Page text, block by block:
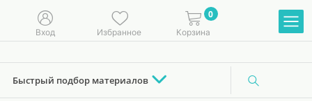
Вход Избранное
0
Корзина
Быстрый подбор материалов